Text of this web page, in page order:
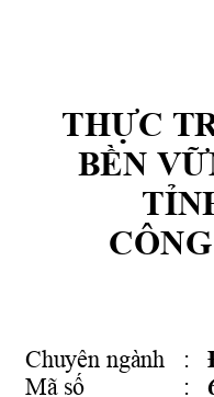
THỰC
BỀN
Chuyên ngành   :
Mã số
: